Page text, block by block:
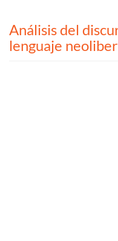
Análisis del
lenguaje